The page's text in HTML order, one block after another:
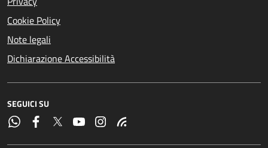
Cookie Policy
Note legali
Dichiarazione Accessibilità
SEGUICI SU